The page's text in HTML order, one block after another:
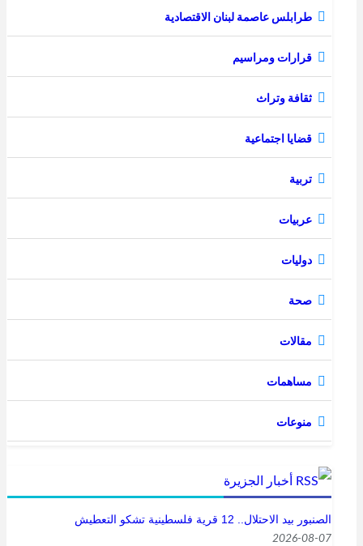
طرابلس عاصمة لبنان الاقتصادية
قرارات ومراسيم
ثقافة وتراث
قضايا اجتماعية
تربية
عربيات
دوليات
صحة
مقالات
مساهمات
منوعات
أخبار الجزيرة
الصنبور بيد الاحتلال.. 12 قرية فلسطينية تشكو التعطيش
2026-08-07